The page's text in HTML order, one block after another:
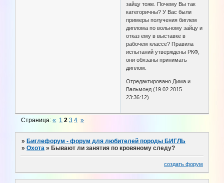
зайцу тоже. Почему Вы так
категоричны? У Вас были
примеры получения биглем
диплома по вольному зайцу и
отказ ему в выставке в
рабочем классе? Правила
испытаний утверждены РКФ,
они обязаны принимать
диплом.
Отредактировано Дима и
Вальмонд (19.02.2015
23:36:12)
Страница:« 1 2 3 4 »
» Биглефорум - форум для любителей породы БИГЛЬ
»Охота » Бывают ли занятия по кровяному следу?
создать форум